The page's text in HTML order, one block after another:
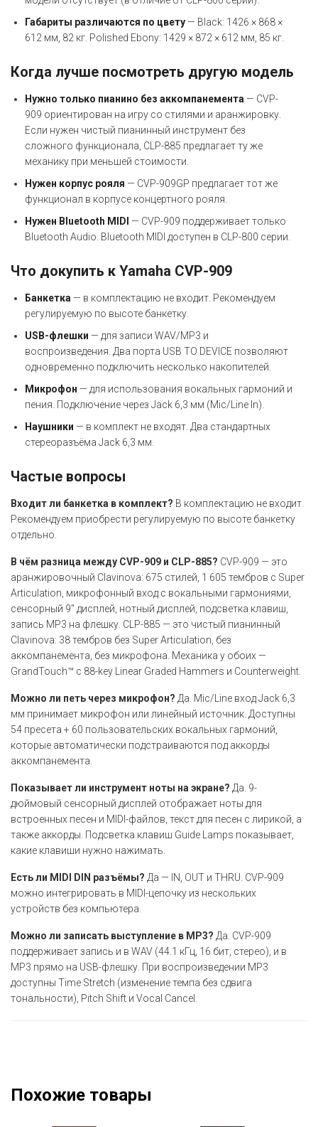
Габариты различаются по цвету — Black: 1426 × 868 ×
612 мм, 82 кг. Polished Ebony: 1429 × 872 × 612 мм, 85 кг.
Когда лучше посмотреть другую модель
Нужно только пианино без аккомпанемента — CVP-
909 ориентирован на игру со стилями и аранжировку.
Если нужен чистый пианинный инструмент без
сложного функционала, CLP-885 предлагает ту же
механику при меньшей стоимости.
Нужен корпус рояля — CVP-909GP предлагает тот же
функционал в корпусе концертного рояля.
Нужен Bluetooth MIDI — CVP-909 поддерживает только
Bluetooth Audio. Bluetooth MIDI доступен в CLP-800 серии.
Что докупить к Yamaha CVP-909
Банкетка — в комплектацию не входит. Рекомендуем
регулируемую по высоте банкетку.
USB-флешки — для записи WAV/MP3 и
воспроизведения. Два порта USB TO DEVICE позволяют
одновременно подключить несколько накопителей.
Микрофон — для использования вокальных гармоний и
пения. Подключение через Jack 6,3 мм (Mic/Line In).
Наушники — в комплект не входят. Два стандартных
стереоразъёма Jack 6,3 мм.
Частые вопросы
Входит ли банкетка в комплект? В комплектацию не входит.
Рекомендуем приобрести регулируемую по высоте банкетку
отдельно.
В чём разница между CVP-909 и CLP-885? CVP-909 — это
аранжировочный Clavinova: 675 стилей, 1 605 тембров с Super
Articulation, микрофонный вход с вокальными гармониями,
сенсорный 9" дисплей, нотный дисплей, подсветка клавиш,
запись MP3 на флешку. CLP-885 — это чистый пианинный
Clavinova: 38 тембров без Super Articulation, без
аккомпанемента, без микрофона. Механика у обоих —
GrandTouch™ с 88-key Linear Graded Hammers и Counterweight.
Можно ли петь через микрофон? Да. Mic/Line вход Jack 6,3
мм принимает микрофон или линейный источник. Доступны
54 пресета + 60 пользовательских вокальных гармоний,
которые автоматически подстраиваются под аккорды
аккомпанемента.
Показывает ли инструмент ноты на экране? Да. 9-
дюймовый сенсорный дисплей отображает ноты для
встроенных песен и MIDI-файлов, текст для песен с лирикой, а
также аккорды. Подсветка клавиш Guide Lamps показывает,
какие клавиши нужно нажимать.
Есть ли MIDI DIN разъёмы? Да — IN, OUT и THRU. CVP-909
можно интегрировать в MIDI-цепочку из нескольких
устройств без компьютера.
Можно ли записать выступление в MP3? Да. CVP-909
поддерживает запись и в WAV (44.1 кГц, 16 бит, стерео), и в
MP3 прямо на USB-флешку. При воспроизведении MP3
доступны Time Stretch (изменение темпа без сдвига
тональности), Pitch Shift и Vocal Cancel.
Похожие товары